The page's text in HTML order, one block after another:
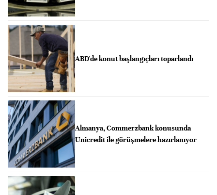
ABD'de konut başlangıçları toparlandı
Almanya, Commerzbank konusunda
Unicredit ile görüşmelere hazırlanıyor